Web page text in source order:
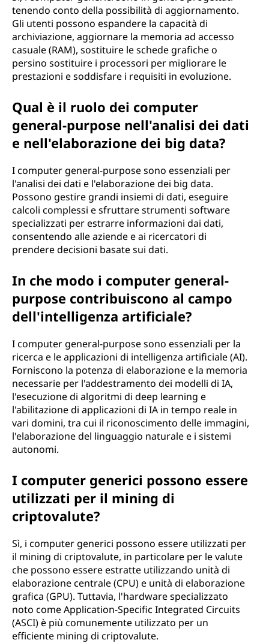
tenendo conto della possibilità di aggiornamento.
Gli utenti possono espandere la capacità di
archiviazione, aggiornare la memoria ad accesso
casuale (RAM), sostituire le schede grafiche o
persino sostituire i processori per migliorare le
prestazioni e soddisfare i requisiti in evoluzione.
Qual è il ruolo dei computer
general-purpose nell'analisi dei dati
e nell'elaborazione dei big data?
I computer general-purpose sono essenziali per
l'analisi dei dati e l'elaborazione dei big data.
Possono gestire grandi insiemi di dati, eseguire
calcoli complessi e sfruttare strumenti software
specializzati per estrarre informazioni dai dati,
consentendo alle aziende e ai ricercatori di
prendere decisioni basate sui dati.
In che modo i computer general-
purpose contribuiscono al campo
dell'intelligenza artificiale?
I computer general-purpose sono essenziali per la
ricerca e le applicazioni di intelligenza artificiale (AI).
Forniscono la potenza di elaborazione e la memoria
necessarie per l'addestramento dei modelli di IA,
l'esecuzione di algoritmi di deep learning e
l'abilitazione di applicazioni di IA in tempo reale in
vari domini, tra cui il riconoscimento delle immagini,
l'elaborazione del linguaggio naturale e i sistemi
autonomi.
I computer generici possono essere
utilizzati per il mining di
criptovalute?
Sì, i computer generici possono essere utilizzati per
il mining di criptovalute, in particolare per le valute
che possono essere estratte utilizzando unità di
elaborazione centrale (CPU) e unità di elaborazione
grafica (GPU). Tuttavia, l'hardware specializzato
noto come Application-Specific Integrated Circuits
(ASCI) è più comunemente utilizzato per un
efficiente mining di criptovalute.